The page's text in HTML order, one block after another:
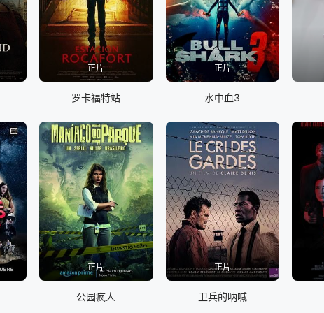
正片
罗卡福特站
正片
水中血3
正片
公园疯人
正片
卫兵的呐喊